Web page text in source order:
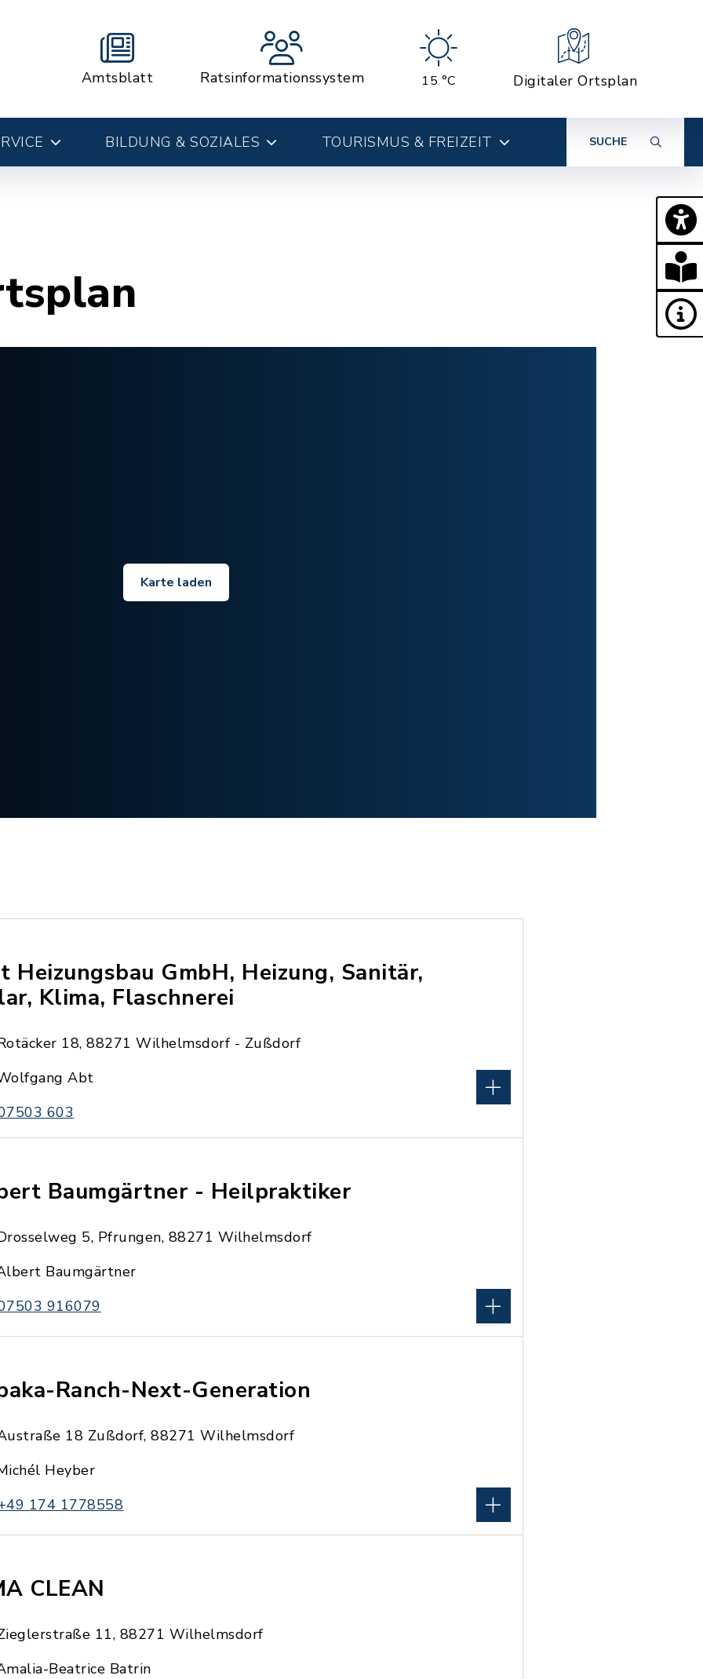
Amtsblatt Ratsinformationssystem 15 °C Digitaler Ortsplan
BILDUNG & SOZIALES TOURISMUS & FREIZEIT SUCHE
Karte laden
Heizungsbau GmbH, Heizung, Sanitär,
Klima, Flaschnerei
18, 88271 Wilhelmsdorf - Zußdorf
Abt
603
Baumgärtner - Heilpraktiker
5, Pfrungen, 88271 Wilhelmsdorf
Baumgärtner
916079
Ranch-Next-Generation
18 Zußdorf, 88271 Wilhelmsdorf
Heyber
174 1778558
CLEAN
11, 88271 Wilhelmsdorf
Beatrice Batrin